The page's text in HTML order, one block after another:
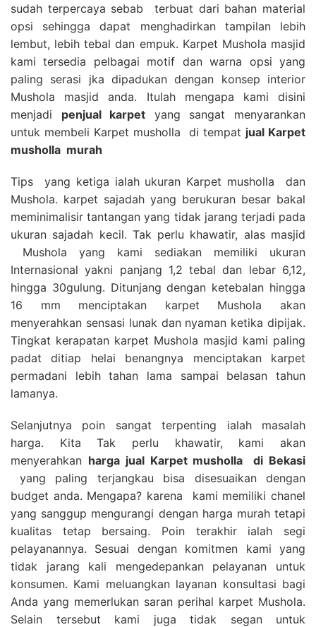
sudah terpercaya sebab terbuat dari bahan material
opsi sehingga dapat menghadirkan tampilan lebih
lembut, lebih tebal dan empuk. Karpet Mushola masjid
kami tersedia pelbagai motif dan warna opsi yang
paling serasi jka dipadukan dengan konsep interior
Mushola masjid anda. Itulah mengapa kami disini
menjadi penjual karpet yang sangat menyarankan
untuk membeli Karpet musholla di tempat jual Karpet
musholla murah
Tips yang ketiga ialah ukuran Karpet musholla dan
Mushola. karpet sajadah yang berukuran besar bakal
meminimalisir tantangan yang tidak jarang terjadi pada
ukuran sajadah kecil. Tak perlu khawatir, alas masjid
Mushola yang kami sediakan memiliki ukuran
Internasional yakni panjang 1,2 tebal dan lebar 6,12,
hingga 30gulung. Ditunjang dengan ketebalan hingga
16 mm menciptakan karpet Mushola akan
menyerahkan sensasi lunak dan nyaman ketika dipijak.
Tingkat kerapatan karpet Mushola masjid kami paling
padat ditiap helai benangnya menciptakan karpet
permadani lebih tahan lama sampai belasan tahun
lamanya.
Selanjutnya poin sangat terpenting ialah masalah
harga. Kita Tak perlu khawatir, kami akan
menyerahkan harga jual Karpet musholla
di Bekasi
yang paling terjangkau bisa disesuaikan dengan
budget anda. Mengapa? karena kami memiliki chanel
yang sanggup mengurangi dengan harga murah tetapi
kualitas tetap bersaing. Poin terakhir ialah segi
pelayanannya. Sesuai dengan komitmen kami yang
tidak jarang kali mengedepankan pelayanan untuk
konsumen. Kami meluangkan layanan konsultasi bagi
Anda yang memerlukan saran perihal karpet Mushola.
Selain tersebut kami juga tidak segan untuk